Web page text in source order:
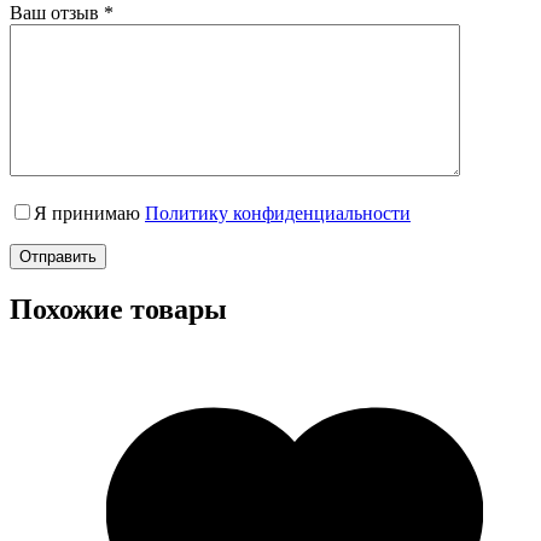
Ваш отзыв *
Я принимаю Политику конфиденциальности
Отправить
Похожие товары